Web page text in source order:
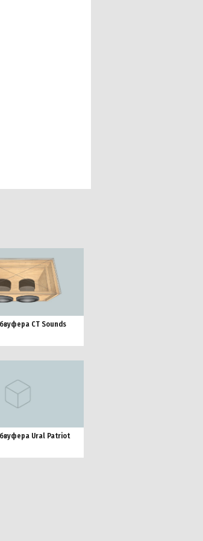
CT Sounds
Ural Patriot